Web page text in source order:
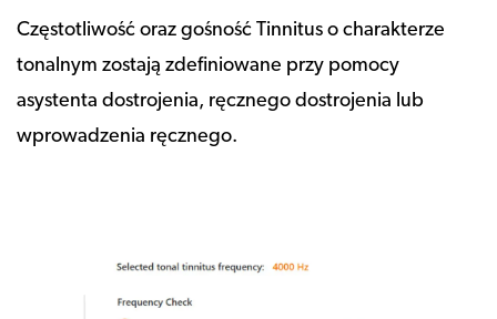
Częstotliwość oraz gośność Tinnitus o charakterze
tonalnym zostają zdefiniowane przy pomocy
asystenta dostrojenia, ręcznego dostrojenia lub
wprowadzenia ręcznego.